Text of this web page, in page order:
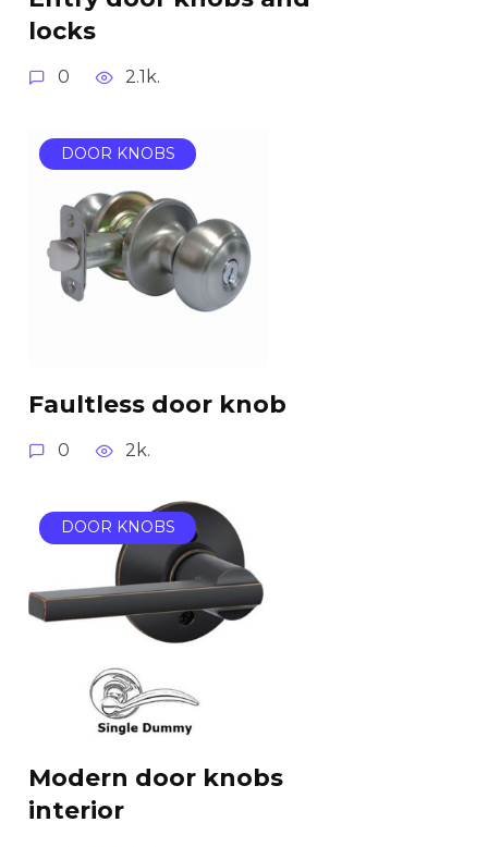
locks
0 2.1k.
DOOR KNOBS
Faultless door knob
0 2k.
DOOR KNOBS
Modern door knobs
interior